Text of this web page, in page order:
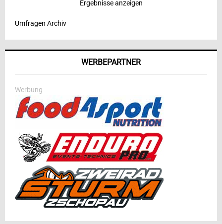
Ergebnisse anzeigen
Umfragen Archiv
WERBEPARTNER
Werbung